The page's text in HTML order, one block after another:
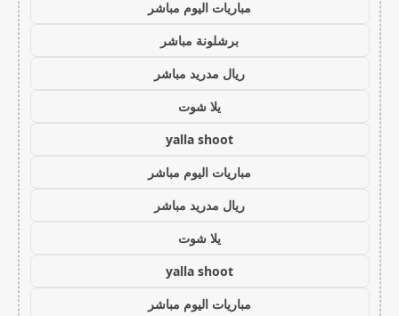
مباريات اليوم مباشر
برشلونة مباشر
ريال مدريد مباشر
يلا شوت
yalla shoot
مباريات اليوم مباشر
ريال مدريد مباشر
يلا شوت
yalla shoot
مباريات اليوم مباشر